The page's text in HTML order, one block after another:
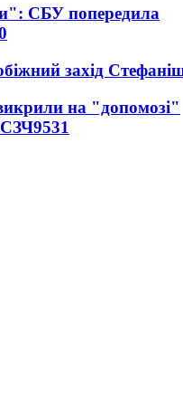
СБУ попередила
захід
на "допомозі"
СЗЧ9531